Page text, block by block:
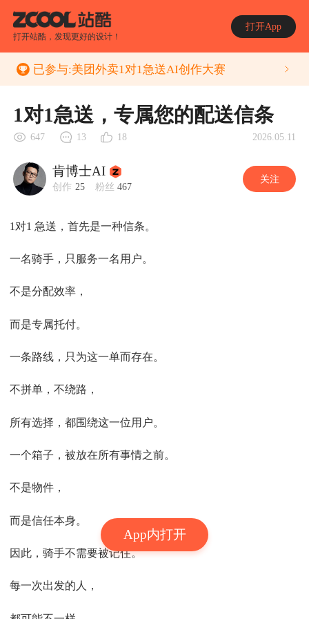
打开站酷，发现更好的设计！
打开App
App内打开
已参与:美团外卖1对1急送AI创作大赛
1对1急送，专属您的配送信条
647 13 18 2026.05.11
肯博士AI
创作 25 粉丝 467
关注
1对1 急送，首先是一种信条。
一名骑手，只服务一名用户。
不是分配效率，
而是专属托付。
一条路线，只为这一单而存在。
不拼单，不绕路，
所有选择，都围绕这一位用户。
一个箱子，被放在所有事情之前。
不是物件，
而是信任本身。
因此，骑手不需要被记住。
每一次出发的人，